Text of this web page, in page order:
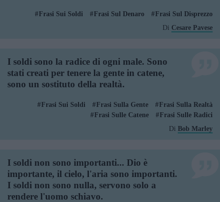
Frasi Sui Soldi Frasi Sul Denaro
Frasi Sul Disprezzo
Di Cesare Pavese
I soldi sono la radice di ogni male. Sono
stati creati per tenere la gente in catene,
sono un sostituto della realtà.
Frasi Sui Soldi Frasi Sulla Gente
Frasi Sulla Realtà
Frasi Sulle Catene
Frasi Sulle Radici
Di Bob Marley
I soldi non sono importanti... Dio è
importante, il cielo, l'aria sono importanti.
I soldi non sono nulla, servono solo a
rendere l'uomo schiavo.